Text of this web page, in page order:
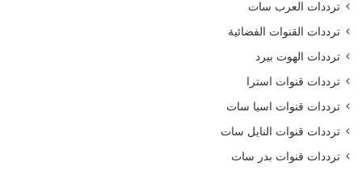
ترددات العرب سات
ترددات القنوات الفضائية
ترددات الهوت بيرد
ترددات قنوات استرا
ترددات قنوات اسيا سات
ترددات قنوات النايل سات
ترددات قنوات بدر سات